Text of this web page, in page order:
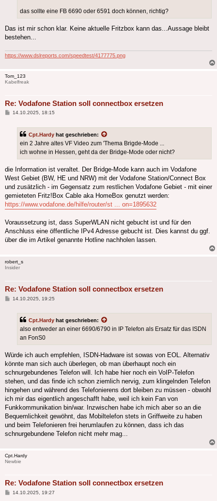
das sollte eine FB 6690 oder 6591 doch können, richtig?
Das ist mir schon klar. Keine aktuelle Fritzbox kann das...Aussage bleibt
bestehen...
https://www.dslreports.com/speedtest/4177775.png
Tom_123
Kabelfreak
Re: Vodafone Station soll connectbox ersetzen
Beitrag
14.10.2025, 18:15
Cpt.Hardy hat geschrieben:
ein 2 Jahre altes VF Video zum 'Thema Brigde-Mode ...
ich wohne in Hessen, geht da der Bridge-Mode oder nicht?
die Information ist veraltet. Der Bridge-Mode kann auch im Vodafone
West Gebiet (BW, HE und NRW) mit der Vodafone Station/Connect Box
und zusätzlich - im Gegensatz zum restlichen Vodafone Gebiet - mit einer
gemieteten Fritz!Box Cable aka HomeBox genutzt werden:
https://www.vodafone.de/hilfe/router/st ... on=1895632
Voraussetzung ist, dass SuperWLAN nicht gebucht ist und für den
Anschluss eine öffentliche IPv4 Adresse gebucht ist. Dies kannst du ggf.
über die im Artikel genannte Hotline nachholen lassen.
robert_s
Insider
Re: Vodafone Station soll connectbox ersetzen
Beitrag
14.10.2025, 19:25
Cpt.Hardy hat geschrieben:
also entweder an einer 6690/6790 in IP Telefon als Ersatz für das ISDN
an FonS0
Würde ich auch empfehlen, ISDN-Hadware ist sowas von EOL. Alternativ
könnte man sich auch überlegen, ob man überhaupt noch ein
schnurgebundenes Telefon will. Ich habe hier noch ein VoIP-Telefon
stehen, und das finde ich schon ziemlich nervig, zum klingelnden Telefon
hingehen und während des Telefonierens dort bleiben zu müssen - obwohl
ich mir das eigentlich angeschafft habe, weil ich kein Fan von
Funkkommunikation bin/war. Inzwischen habe ich mich aber so an die
Bequemlichkeit gewöhnt, das Mobiltelefon stets in Griffweite zu haben
und beim Telefonieren frei herumlaufen zu können, dass ich das
schnurgebundene Telefon nicht mehr mag...
Cpt.Hardy
Newbie
Re: Vodafone Station soll connectbox ersetzen
Beitrag
14.10.2025, 19:27